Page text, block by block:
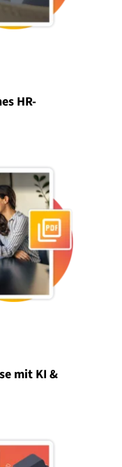
HR-
mit KI &